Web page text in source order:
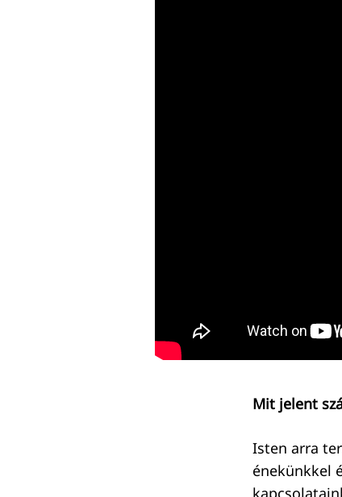
Mit jelent
Isten arra
énekünkkel